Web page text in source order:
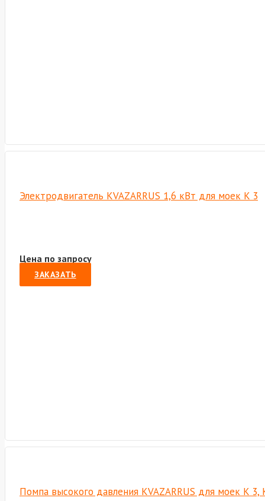
Электродвигатель KVAZARRUS 1,6 кВт для моек K 3
Цена по запросу
ЗАКАЗАТЬ
Помпа высокого давления KVAZARRUS для моек K 3,